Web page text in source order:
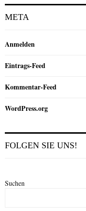
META
Anmelden
Eintrags-Feed
Kommentar-Feed
WordPress.org
FOLGEN SIE UNS!
Suchen